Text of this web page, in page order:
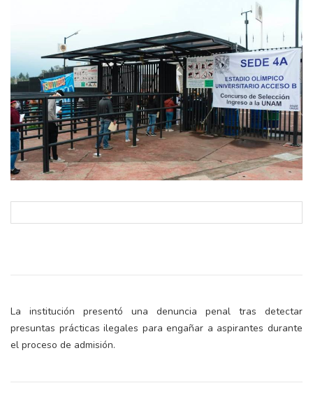
La institución presentó una denuncia penal tras detectar
presuntas prácticas ilegales para engañar a aspirantes durante
el proceso de admisión.